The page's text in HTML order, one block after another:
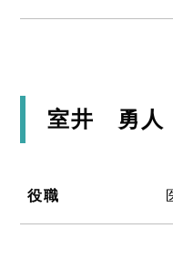
室井 勇人
役職